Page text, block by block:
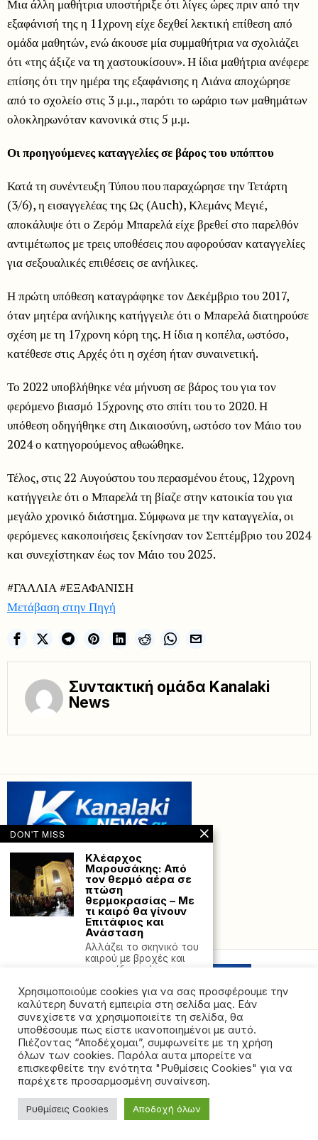
Μια άλλη μαθήτρια υποστήριξε ότι λίγες ώρες πριν από την
εξαφάνισή της η 11χρονη είχε δεχθεί λεκτική επίθεση από
ομάδα μαθητών, ενώ άκουσε μία συμμαθήτρια να σχολιάζει
ότι «της άξιζε να τη χαστουκίσουν». Η ίδια μαθήτρια ανέφερε
επίσης ότι την ημέρα της εξαφάνισης η Λιάνα αποχώρησε
από το σχολείο στις 3 μ.μ., παρότι το ωράριο των μαθημάτων
ολοκληρωνόταν κανονικά στις 5 μ.μ.
Οι προηγούμενες καταγγελίες σε βάρος του υπόπτου
Κατά τη συνέντευξη Τύπου που παραχώρησε την Τετάρτη
(3/6), η εισαγγελέας της Ως (Auch), Κλεμάνς Μεγιέ,
αποκάλυψε ότι ο Ζερόμ Μπαρελά είχε βρεθεί στο παρελθόν
αντιμέτωπος με τρεις υποθέσεις που αφορούσαν καταγγελίες
για σεξουαλικές επιθέσεις σε ανήλικες.
Η πρώτη υπόθεση καταγράφηκε τον Δεκέμβριο του 2017,
όταν μητέρα ανήλικης κατήγγειλε ότι ο Μπαρελά διατηρούσε
σχέση με τη 17χρονη κόρη της. Η ίδια η κοπέλα, ωστόσο,
κατέθεσε στις Αρχές ότι η σχέση ήταν συναινετική.
Το 2022 υποβλήθηκε νέα μήνυση σε βάρος του για τον
φερόμενο βιασμό 15χρονης στο σπίτι του το 2020. Η
υπόθεση οδηγήθηκε στη Δικαιοσύνη, ωστόσο τον Μάιο του
2024 ο κατηγορούμενος αθωώθηκε.
Τέλος, στις 22 Αυγούστου του περασμένου έτους, 12χρονη
κατήγγειλε ότι ο Μπαρελά τη βίαζε στην κατοικία του για
μεγάλο χρονικό διάστημα. Σύμφωνα με την καταγγελία, οι
φερόμενες κακοποιήσεις ξεκίνησαν τον Σεπτέμβριο του 2024
και συνεχίστηκαν έως τον Μάιο του 2025.
#ΓΑΛΛΙΑ #ΕΞΑΦΑΝΙΣΗ
Μετάβαση στην Πηγή
Συντακτική ομάδα Kanalaki
News
by Hostville”)
©2026 - All rights reserved. Απαγορεύεται ρητά η
αναδημοσίευση χωρίς προηγούμενη έγγραφη άδεια
Χρησιμοποιούμε cookies για να σας προσφέρουμε την
καλύτερη δυνατή εμπειρία στη σελίδα μας. Εάν
συνεχίσετε να χρησιμοποιείτε τη σελίδα, θα
υποθέσουμε πως είστε ικανοποιημένοι με αυτό.
Πιέζοντας “Αποδέχομαι”, συμφωνείτε με τη χρήση
όλων των cookies. Παρόλα αυτα μπορείτε να
επισκεφθείτε την ενότητα "Ρυθμίσεις Cookies" για να
παρέχετε προσαρμοσμένη συναίνεση.
Ρυθμίσεις Cookies Αποδοχή όλων
DON'T MISS
Κλέαρχος
Μαρουσάκης: Από
τον θερμό αέρα σε
πτώση
θερμοκρασίας – Με
τι καιρό θα γίνουν
Επιτάφιος και
Ανάσταση
Αλλάζει το σκηνικό του
καιρού με βροχές και
καταιγίδες, σύμφωνα
Οι Βρετανοί πρέπει
να είναι έτοιμοι να
πολεμήσουν στις
ένοπλες δυνάμεις
εάν το Ηνωμένο
Βασίλειο ξεκινήσει
πόλεμο με τη Ρωσία
Η Βρετανία πρέπει να
είναι έτοιμη να
«στρατό